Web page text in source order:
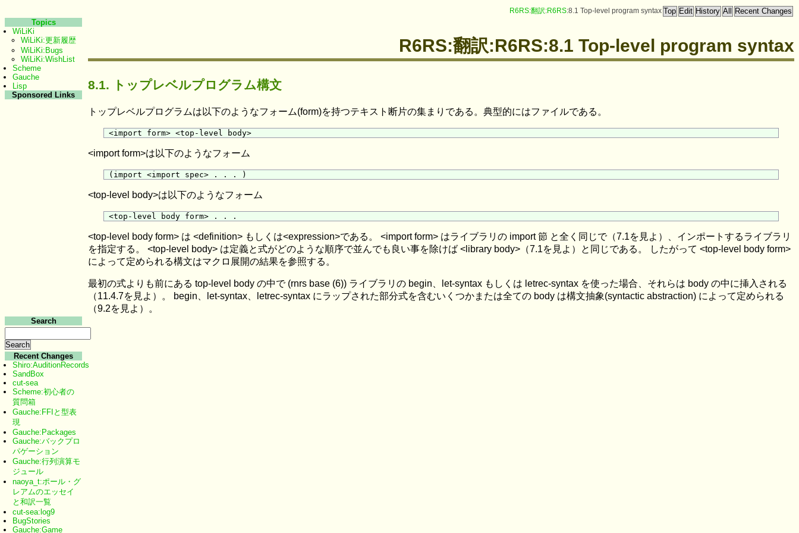
R6RS:翻訳:R6RS:8.1 Top-level program syntax
R6RS:翻訳:R6RS:8.1 Top-level program syntax
8.1. トップレベルプログラム構文
トップレベルプログラムは以下のようなフォーム(form)を持つテキスト断片の集まりである。典型的にはファイルである。
<import form>は以下のようなフォーム
<top-level body>は以下のようなフォーム
<top-level body form> は <definition> もしくは<expression>である。 <import form> はライブラリの import 節 と全く同じで（7.1を見よ）、インポートするライブラリ
を指定する。 <top-level body> は定義と式がどのような順序で並んでも良い事を除けば <library body>（7.1を見よ）と同じである。 したがって <top-level body form>
によって定められる構文はマクロ展開の結果を参照する。
最初の式よりも前にある top-level body の中で (rnrs base (6)) ライブラリの begin、let-syntax もしくは letrec-syntax を使った場合、それらは body の中に挿入される
（11.4.7を見よ）。 begin、let-syntax、letrec-syntax にラップされた部分式を含むいくつかまたは全ての body は構文抽象(syntactic abstraction) によって定められる
（9.2を見よ）。
Topics
WiLiKi
WiLiKi:更新履歴
WiLiKi:Bugs
WiLiKi:WishList
Scheme
Gauche
Lisp
Sponsored Links
Search
Recent Changes
Shiro:AuditionRecords
SandBox
cut-sea
Scheme:初心者の
質問箱
Gauche:FFIと型表
現
Gauche:Packages
Gauche:バックプロ
パゲーション
Gauche:行列演算モ
ジュール
naoya_t:ポール・グ
レアムのエッセイ
と和訳一覧
cut-sea:log9
BugStories
Gauche:Game